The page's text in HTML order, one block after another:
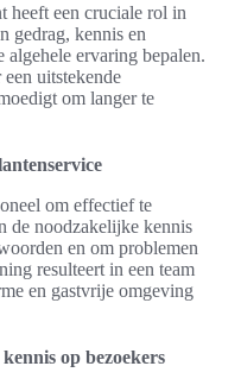
heeft een cruciale rol in
gedrag, kennis en
algehele ervaring bepalen.
uitstekende
om langer te
om effectief te
de noodzakelijke kennis
en om problemen
resulteert in een team
en gastvrije omgeving
op bezoekers